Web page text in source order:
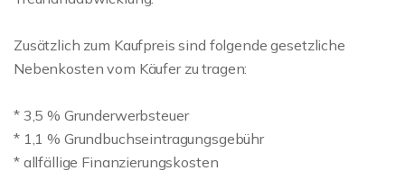
Zusätzlich zum Kaufpreis sind folgende gesetzliche
Nebenkosten vom Käufer zu tragen:
* 3,5 % Grunderwerbsteuer
* 1,1 % Grundbuchseintragungsgebühr
* allfällige Finanzierungskosten